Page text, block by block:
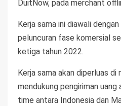
DuitNow, pada merchant
Kerja sama ini diawali
peluncuran fase komersial
ketiga tahun 2022.
Kerja sama akan diperluas
mendukung pengiriman
time antara Indonesia dan